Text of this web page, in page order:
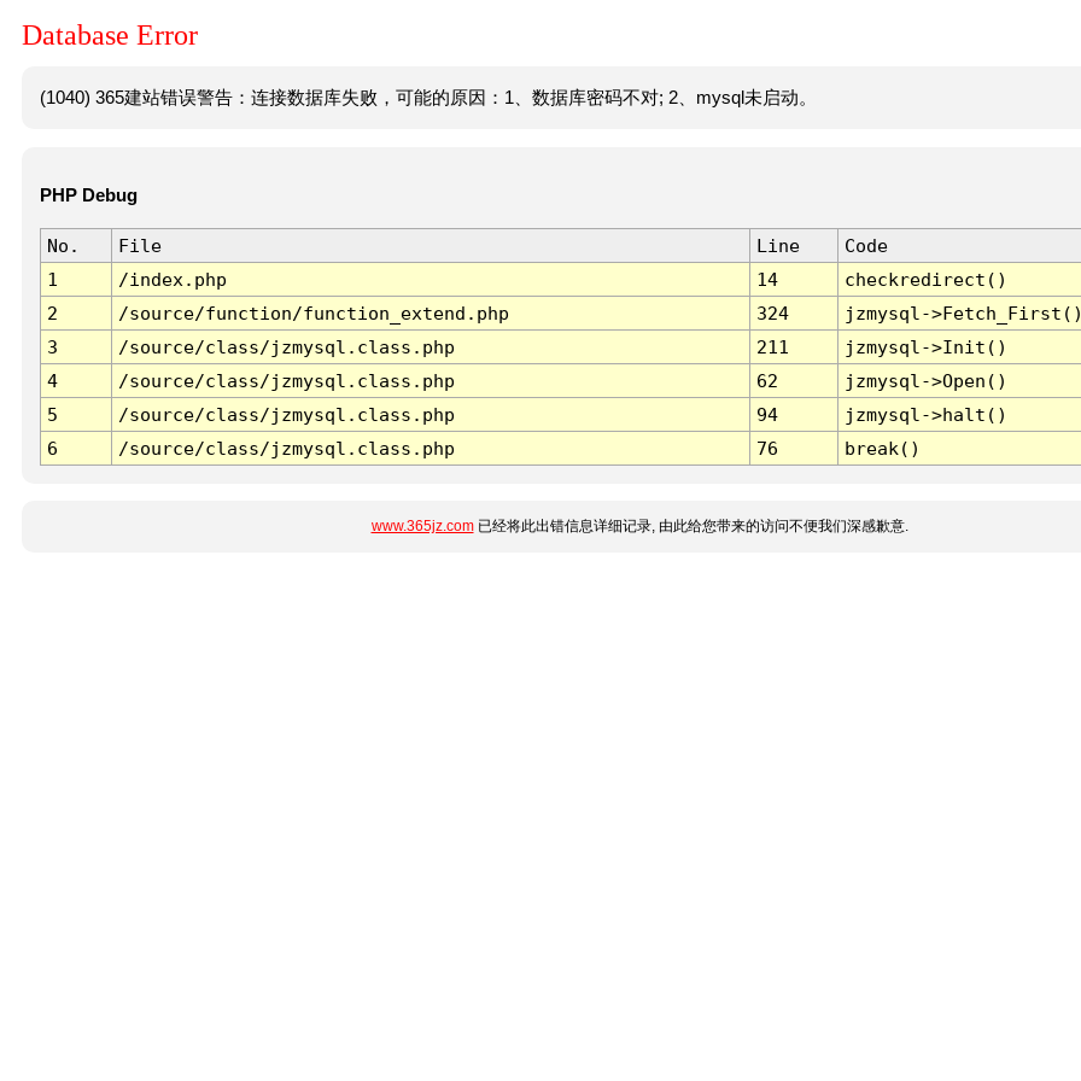
Database Error
(1040) 365建站错误警告：连接数据库失败，可能的原因：1、数据库密码不对; 2、mysql未启动。
PHP Debug
No. File Line
Code
1
/index.php 14
checkredirect()
2
/source/function/function_extend.php 324
jzmysql-
3
/source/class/jzmysql.class.php 211
jzmysql->Init()
4
/source/class/jzmysql.class.php 62
jzmysql->Open()
5
/source/class/jzmysql.class.php 94
jzmysql->halt()
6
/source/class/jzmysql.class.php 76 break()
www.365jz.com已经将此出错信息详细记录, 由此给您带来的访问不便我们深感歉意.